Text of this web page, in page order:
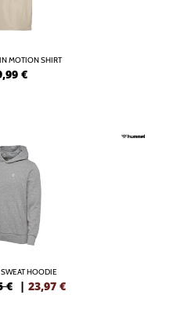
MOTION SHIRT
€
HOODIE
€ | 23,97 €